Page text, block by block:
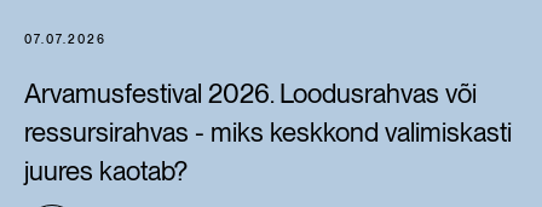
07.07.2026
Arvamusfestival 2026. Loodusrahvas või
ressursirahvas - miks keskkond valimiskasti
juures kaotab?